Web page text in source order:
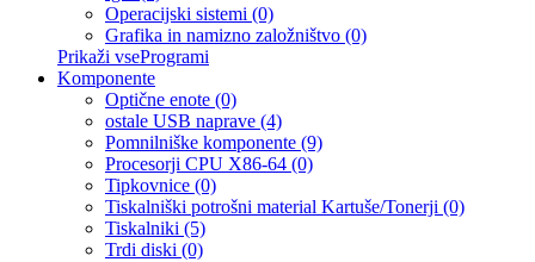
Operacijski sistemi (0)
Grafika in namizno založništvo (0)
Prikaži vseProgrami
Komponente
Optične enote (0)
ostale USB naprave (4)
Pomnilniške komponente (9)
Procesorji CPU X86-64 (0)
Tipkovnice (0)
Tiskalniški potrošni material Kartuše/Tonerji (0)
Tiskalniki (5)
Trdi diski (0)